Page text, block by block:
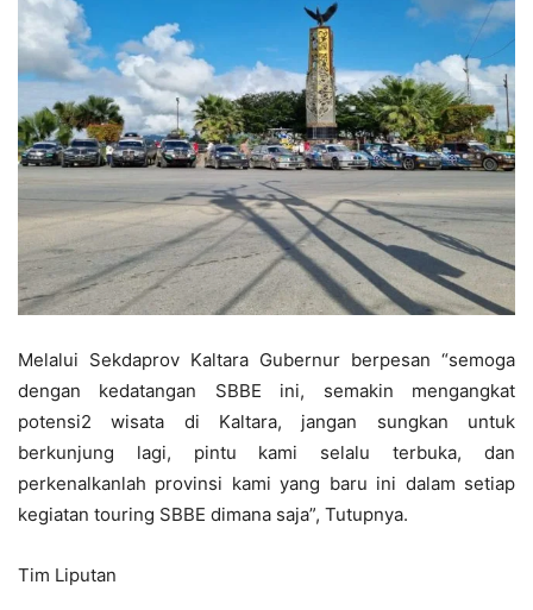
Melalui Sekdaprov Kaltara Gubernur berpesan “semoga
dengan kedatangan SBBE ini, semakin mengangkat
potensi2 wisata di Kaltara, jangan sungkan untuk
berkunjung lagi, pintu kami selalu terbuka, dan
perkenalkanlah provinsi kami yang baru ini dalam setiap
kegiatan touring SBBE dimana saja”, Tutupnya.
Tim Liputan